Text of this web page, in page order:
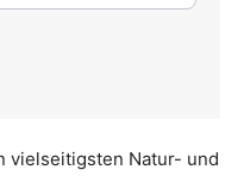
vielseitigsten Natur- und